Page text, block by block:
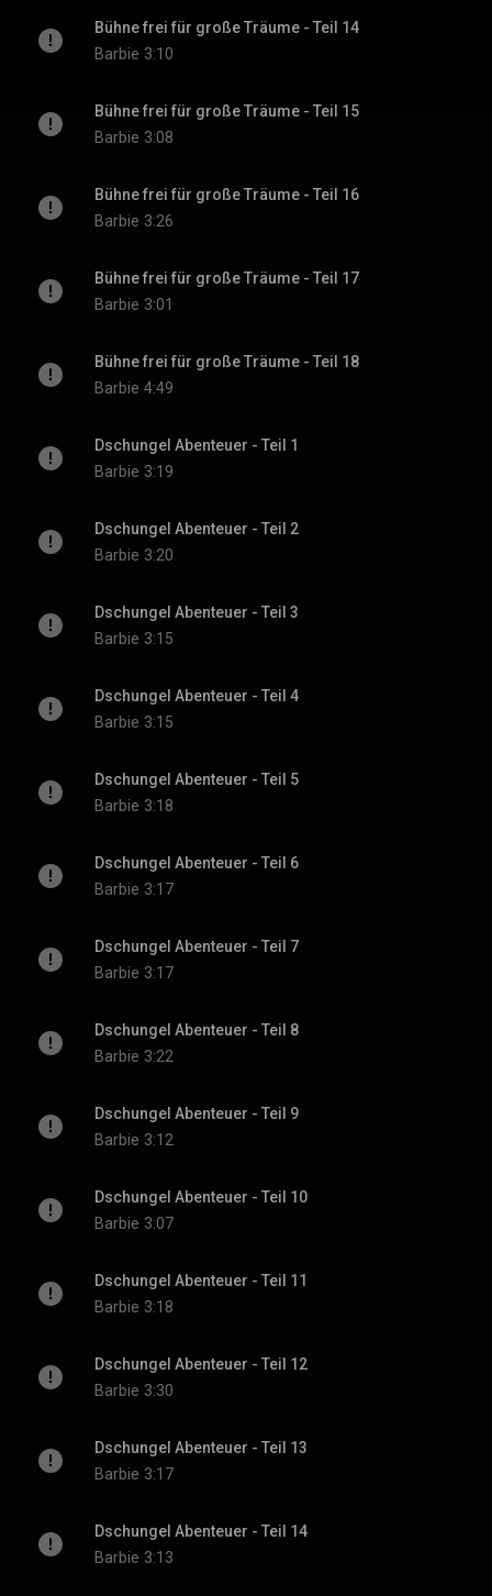
Bühne frei für große Träume - Teil 14
Barbie 3:10
Bühne frei für große Träume - Teil 15
Barbie 3:08
Bühne frei für große Träume - Teil 16
Barbie 3:26
Bühne frei für große Träume - Teil 17
Barbie 3:01
Bühne frei für große Träume - Teil 18
Barbie 4:49
Dschungel Abenteuer - Teil 1
Barbie 3:19
Dschungel Abenteuer - Teil 2
Barbie 3:20
Dschungel Abenteuer - Teil 3
Barbie 3:15
Dschungel Abenteuer - Teil 4
Barbie 3:15
Dschungel Abenteuer - Teil 5
Barbie 3:18
Dschungel Abenteuer - Teil 6
Barbie 3:17
Dschungel Abenteuer - Teil 7
Barbie 3:17
Dschungel Abenteuer - Teil 8
Barbie 3:22
Dschungel Abenteuer - Teil 9
Barbie 3:12
Dschungel Abenteuer - Teil 10
Barbie 3:07
Dschungel Abenteuer - Teil 11
Barbie 3:18
Dschungel Abenteuer - Teil 12
Barbie 3:30
Dschungel Abenteuer - Teil 13
Barbie 3:17
Dschungel Abenteuer - Teil 14
Barbie 3:13